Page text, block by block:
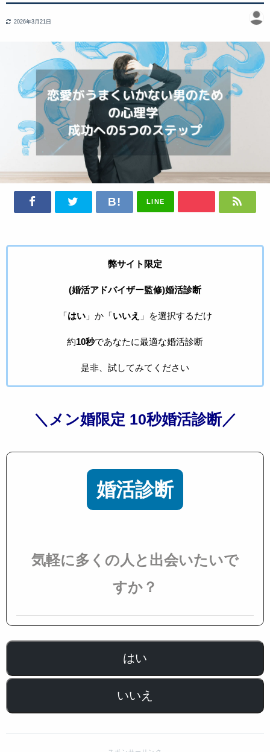
2026年3月21日
LINE
弊サイト限定
(婚活アドバイザー監修)婚活診断
「はい」か「いいえ 」を選択するだけ
約10秒であなたに最適な婚活診断
是非、試してみてください
＼メン婚限定 10秒婚活診断／
婚活診断
気軽に多くの人と出会いたいで
すか？
はい
いいえ